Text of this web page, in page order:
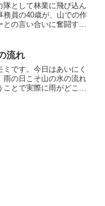
隊として林業に飛び込ん
務員の40歳が、山での作
との言い合いに奮闘す
流れ
ミです。今日はあいにく
雨の日こそ山の水の流れ
ことで実際に雨がどこを